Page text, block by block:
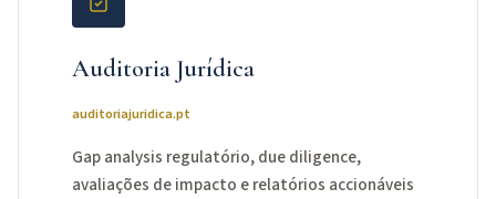
Auditoria Jurídica
auditoriajuridica.pt
Gap analysis regulatório, due diligence,
avaliações de impacto e relatórios accionáveis